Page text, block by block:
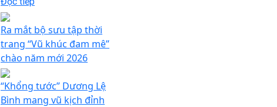
Ra mắt bộ sưu tập thời
trang “Vũ khúc đam mê”
chào năm mới 2026
“Khổng tước” Dương Lệ
Bình mang vũ kịch đỉnh